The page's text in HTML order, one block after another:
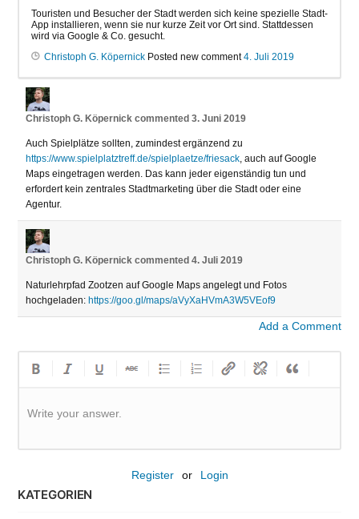
Touristen und Besucher der Stadt werden sich keine spezielle Stadt-
App installieren, wenn sie nur kurze Zeit vor Ort sind. Stattdessen
wird via Google & Co. gesucht.
Christoph G. Köpernick Posted new comment4. Juli 2019
Christoph G. Köpernick commented 3. Juni 2019
Auch Spielplätze sollten, zumindest ergänzend zu
https://www.spielplatztreff.de/spielplaetze/friesack, auch auf Google
Maps eingetragen werden. Das kann jeder eigenständig tun und
erfordert kein zentrales Stadtmarketing über die Stadt oder eine
Agentur.
Christoph G. Köpernick commented 4. Juli 2019
Naturlehrpfad Zootzen auf Google Maps angelegt und Fotos
hochgeladen: https://goo.gl/maps/aVyXaHVmA3W5VEof9
Add a Comment
Write your answer.
Register or Login
KATEGORIEN